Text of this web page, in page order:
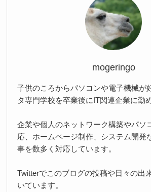
mogeringo
子供のころからパソコンや電子機械が
タ専門学校を卒業後にIT関連企業に勤
企業や個人のネットワーク構築やパソ
応、ホームページ制作、システム開発
事を数多く対応しています。
Twitterでこのブログの投稿や日々の出
いています。